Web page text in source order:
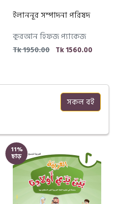
ইলাননূর সম্পাদনা পরিষদ
কুরআন হিফজ প্যাকেজ
Tk 1950.00 Tk 1560.00
সকল বই
11%
ছাড়